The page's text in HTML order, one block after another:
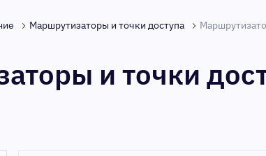
Маршрутизаторы и точки доступа
и точки